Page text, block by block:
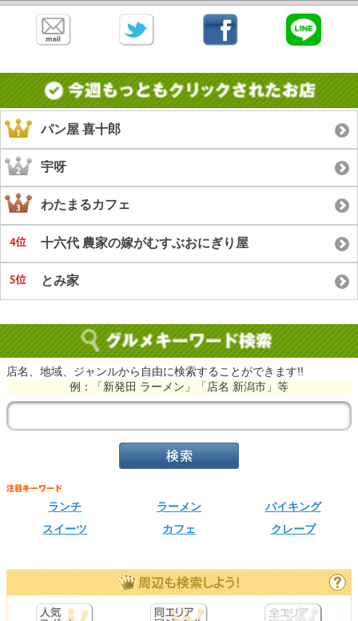
パン屋 喜十郎
宇呀
わたまるカフェ
十六代 農家の嫁がむすぶおにぎり屋
とみ家
店名、地域、ジャンルから自由に検索することができます!!
例：「新発田 ラーメン」「店名 新潟市」等
ランチ ラーメン
バイキング
スイーツ
カフェ クレープ